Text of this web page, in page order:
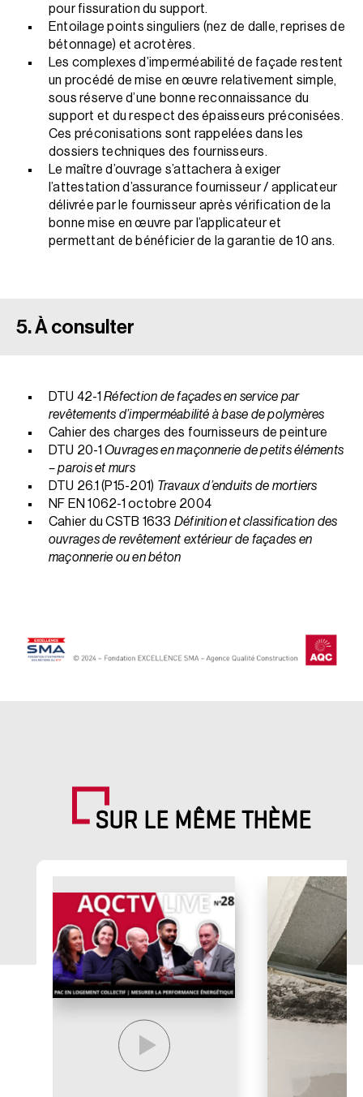
pour fissuration du support.
Entoilage points singuliers (nez de dalle, reprises de
bétonnage) et acrotères.
Les complexes d’imperméabilité de façade restent
un procédé de mise en œuvre relativement simple,
sous réserve d’une bonne reconnaissance du
support et du respect des épaisseurs préconisées.
Ces préconisations sont rappelées dans les
dossiers techniques des fournisseurs.
Le maître d’ouvrage s’attachera à exiger
l’attestation d’assurance fournisseur / applicateur
délivrée par le fournisseur après vérification de la
bonne mise en œuvre par l’applicateur et
permettant de bénéficier de la garantie de 10 ans.
5. À consulter
DTU 42-1Réfection de façades en service par
revêtements d’imperméabilité à base de polymères
Cahier des charges des fournisseurs de peinture
DTU 20-1Ouvrages en maçonnerie de petits éléments
– parois et murs
DTU 26.1 (P15-201) Travaux d’enduits de mortiers
NF EN 1062-1 octobre 2004
Cahier du CSTB 1633 Définition et classification des
ouvrages de revêtement extérieur de façades en
maçonnerie ou en béton
SUR LE MÊME THÈME